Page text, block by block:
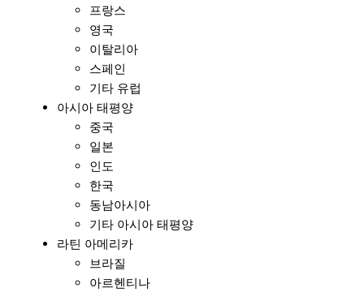
프랑스
영국
이탈리아
스페인
기타 유럽
아시아 태평양
중국
일본
인도
한국
동남아시아
기타 아시아 태평양
라틴 아메리카
브라질
아르헨티나